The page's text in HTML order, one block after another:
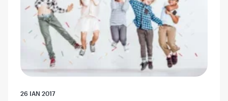
26 IAN 2017